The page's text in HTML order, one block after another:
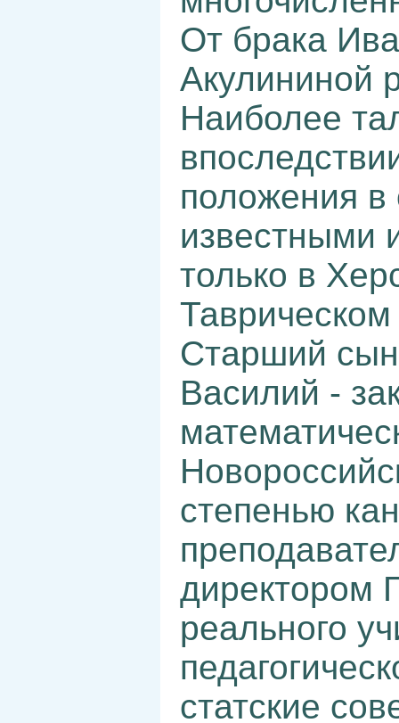
От брака
Акулининой
Наиболее
положения в
известными
только в
Таврическом
Старший
Василий -
степенью
директором
реального
статские